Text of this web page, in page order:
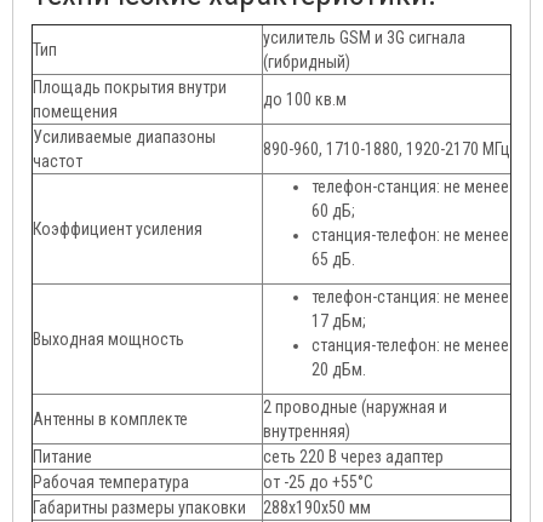
Тип
усилитель GSM и 3G сигнала
(гибридный)
Площадь покрытия внутри
помещения
до 100 кв.м
Усиливаемые диапазоны
частот
890-960, 1710-1880, 1920-2170 МГц
Коэффициент усиления
телефон-станция: не менее
60 дБ;
станция-телефон: не менее
65 дБ.
Выходная мощность
телефон-станция: не менее
17 дБм;
станция-телефон: не менее
20 дБм.
Антенны в комплекте
2 проводные (наружная и
внутренняя)
Питание
сеть 220 В через адаптер
Рабочая температура
от -25 до +55°C
Габаритны размеры упаковки
288x190x50 мм